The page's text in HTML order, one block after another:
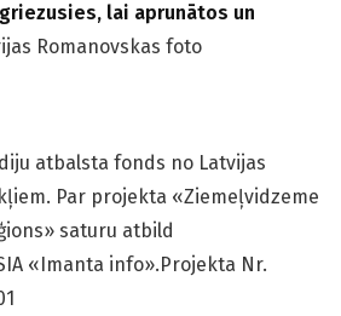
lai aprunātos un
Romanovskas foto
atbalsta fonds no Latvijas
Par projekta «Ziemeļvidzeme
saturu atbild
«Imanta info».Projekta Nr.